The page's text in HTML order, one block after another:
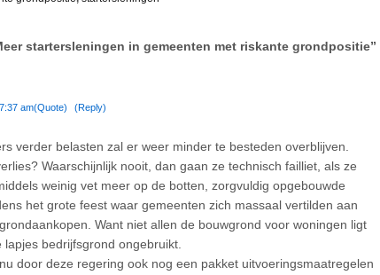
startersleningen in gemeenten met riskante grondpositie”
am(Quote) (Reply)
verder belasten zal er weer minder te besteden overblijven.
Waarschijnlijk nooit, dan gaan ze technisch failliet, als ze
weinig vet meer op de botten, zorgvuldig opgebouwde
het grote feest waar gemeenten zich massaal vertilden aan
Want niet allen de bouwgrond voor woningen ligt
bedrijfsgrond ongebruikt.
door deze regering ook nog een pakket uitvoeringsmaatregelen